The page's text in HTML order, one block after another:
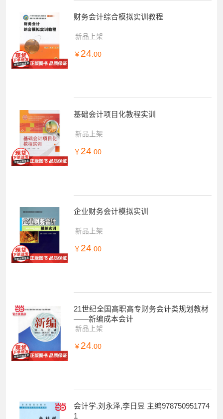
财务会计综合模拟实训教程
新品上架
￥ 24.00
基础会计项目化教程实训
新品上架
￥ 24 .00
企业财务会计模拟实训
新品上架
￥ 24.00
21世纪全国高职高专财务会计类规划教材
——新编成本会计
新品上架
￥ 24 .00
会计学.刘永泽,李日昱 主编978750951774
1